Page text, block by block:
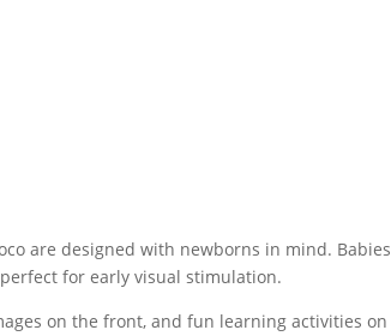
are designed with newborns in mind.
for early visual stimulation.
on the front, and fun learning activities on